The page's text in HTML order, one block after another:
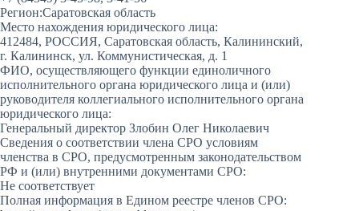
Регион:Саратовская область
Место нахождения юридического лица:
412484, РОССИЯ, Саратовская область, Калининский,
г. Калининск, ул. Коммунистическая, д. 1
ФИО, осуществляющего функции единоличного
исполнительного органа юридического лица и (или)
руководителя коллегиального исполнительного органа
юридического лица:
Генеральный директор Злобин Олег Николаевич
Сведения о соответствии члена СРО условиям
членства в СРО, предусмотренным законодательством
РФ и (или) внутренними документами СРО:
Не соответствует
Полная информация в Едином реестре членов СРО: